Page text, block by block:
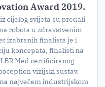
Award 2019.
cijelog svijeta su predali
robota u zdravstvenim
izabranih finalista je i
koncepata, finalisti na
Med certificiranog
vizijski sustav.
največem industrijskom